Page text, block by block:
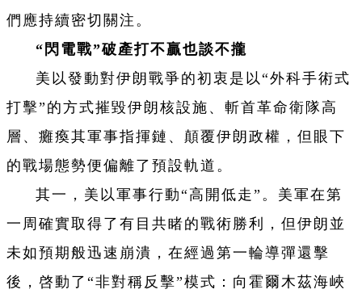
們應持續密切關注。
“閃電戰”破產打不贏也談不攏
美以發動對伊朗戰爭的初衷是以“外科手術式
打擊”的方式摧毀伊朗核設施、斬首革命衛隊高
層、癱瘓其軍事指揮鏈、顛覆伊朗政權，但眼下
的戰場態勢便偏離了預設軌道。
其一，美以軍事行動“高開低走”。美軍在第
一周確實取得了有目共睹的戰術勝利，但伊朗並
未如預期般迅速崩潰，在經過第一輪導彈還擊
後，啓動了“非對稱反擊”模式：向霍爾木茲海峽